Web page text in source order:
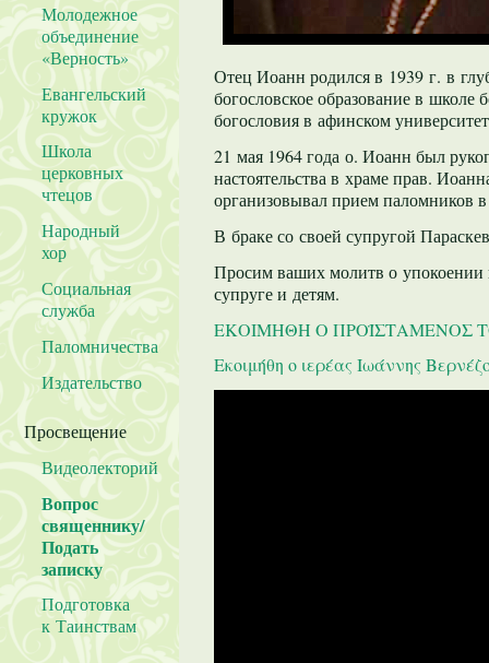
Молодежное
объединение
«Верность»
Евангельский
кружок
Школа
церковных
чтецов
Народный
хор
Социальная
служба
Паломничества
Издательство
Просвещение
Видеолекторий
Вопрос
священнику/
Подать
записку
Подготовка
к Таинствам
Отец Иоанн родился в 1939 г. в
богословское образование в
богословия в афинском
21 мая 1964 года о. Иоанн был
настоятельства в храме прав.
организовывал прием паломников
В браке со своей супругой
Просим ваших молитв о упокоении
супруге и детям.
ΕΚΟΙΜΗΘΗ Ο ΠΡΟΪΣΤΑΜΕΝΟΣ
Εκοιμήθη ο ιερέας Ιωάννης